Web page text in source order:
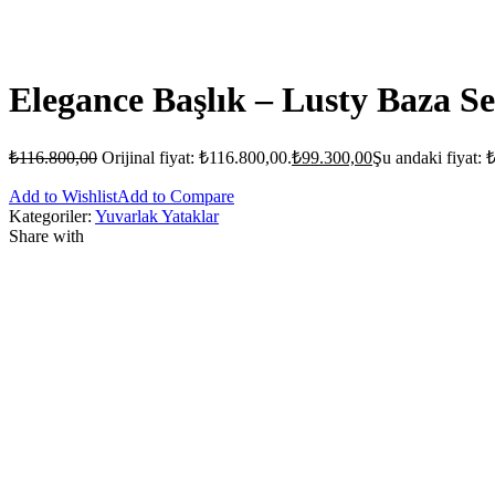
Elegance Başlık – Lusty Baza
₺116.800,00 Orijinal fiyat: ₺116.800,00.₺99.300,00Şu andaki fiyat:
Add to WishlistAdd to Compare
Kategoriler: Yuvarlak Yataklar
Share with